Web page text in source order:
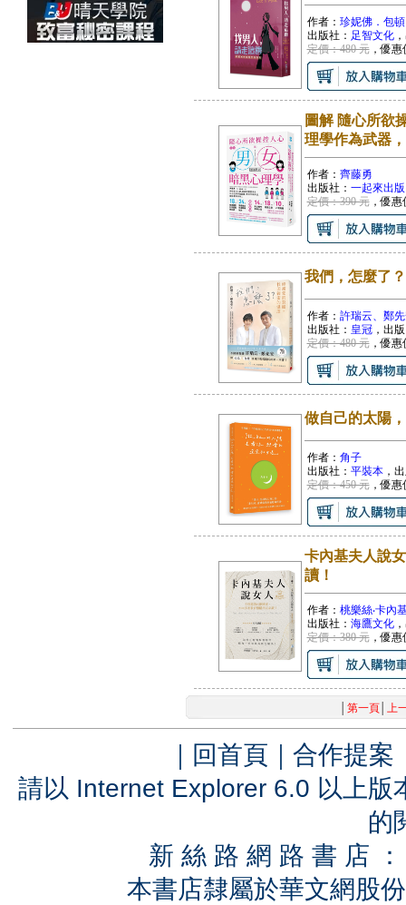
作者： 珍妮佛．包頓
出版社： 足智文化
定價：480 元，優惠
圖解 隨心所欲
理學作為武器
作者： 齊藤勇
出版社： 一起來出版
定價：390 元，優惠
我們，怎麼了
作者： 許瑞云、鄭
出版社： 皇冠，出
定價：480 元，優惠
做自己的太陽
作者： 角子
出版社： 平裝本，
定價：450 元，優惠
卡內基夫人說
讀！
作者： 桃樂絲‧卡內
出版社： 海鷹文化
定價：380 元，優惠
第一頁│ 上
｜ 回首頁 ｜ 合作提案
請以 Internet Explorer 6.0 以上
的
新 絲 路 網 路 書 店
本書店隸屬於華文網股